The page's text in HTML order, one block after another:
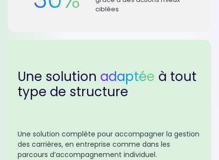
ciblées
Une solution adaptée à tout
type de structure
Une solution complète pour accompagner la gestion
des carrières, en entreprise comme dans les
parcours d’accompagnement individuel.